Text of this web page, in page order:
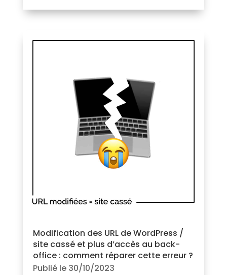
Modification des URL de WordPress /
site cassé et plus d’accès au back-
office : comment réparer cette erreur ?
Publié le 30/10/2023